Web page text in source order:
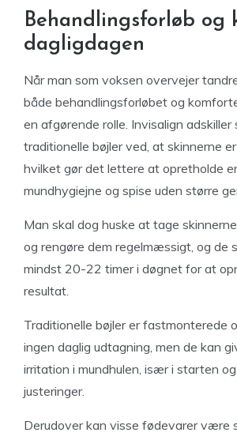
Behandlingsforløb og
dagligdagen
Når man som voksen overvejer
både behandlingsforløbet og
en afgørende rolle. Invisalign adskiller
traditionelle bøjler ved, at skinnerne
hvilket gør det lettere at opretholde
mundhygiejne og spise uden større
Man skal dog huske at tage
og rengøre dem regelmæssigt, og de
mindst 20-22 timer i døgnet for at
resultat.
Traditionelle bøjler er fastmonterede
ingen daglig udtagning, men de kan
irritation i mundhulen, især i starten
justeringer.
Derudover kan visse fødevarer være